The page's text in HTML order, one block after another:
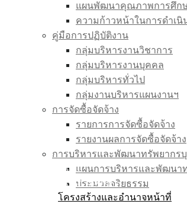
แผนพัฒนาคุณภาพการศึก
ความก้าวหน้าในการดำเนิ
คู่มือการปฏิบัติงาน
กลุ่มบริหารงานวิชาการ
กลุ่มบริหารงานบุคคล
กลุ่มบริหารทั่วไป
กลุ่มงานบริหารแผนงานฯ
การจัดซื้อจัดจ้าง
รายการการจัดซื้อจัดจ้าง
รายงานผลการจัดซื้อจัดจ้าง
การบริหารและพัฒนาทรัพยากร
แผนการบริหารและพัฒนา
ประมวลจริยธรรม
การขับเคลื่อนจริยธรรม
หน้าแรก
ข้อมูลสถานศึกษา
โครงสร้างและอำนาจหน้าที่